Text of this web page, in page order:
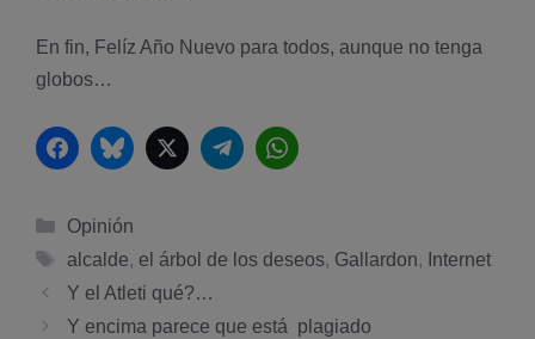
En fin, Felí­z Año Nuevo para todos, aunque no tenga
globos…
FacebookBluesky Twitter Telegram
Categorías
Opinión
Etiquetas
alcalde, el árbol de los deseos, Gallardon, Internet
Y el Atleti qué?…
Y encima parece que está plagiado